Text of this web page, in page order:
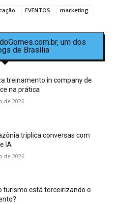
EVENTOS
marketing
um dos
de Brasília
treinamento in company de
na prática
de 2026
triplica conversas com
IA
de 2026
turismo está terceirizando o